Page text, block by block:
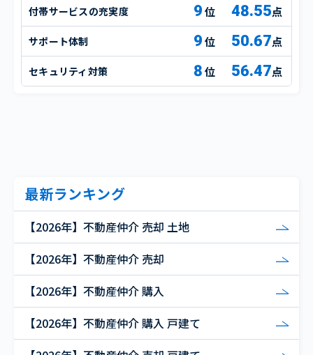
付帯サービスの充実度 9 48.55点
サポート体制 9 50.67点
セキュリティ対策 8 56.47点
最新ランキング
【2026年】不動産仲介 売却 土地
【2026年】不動産仲介 売却
【2026年】不動産仲介 購入
【2026年】不動産仲介 購入 戸建て